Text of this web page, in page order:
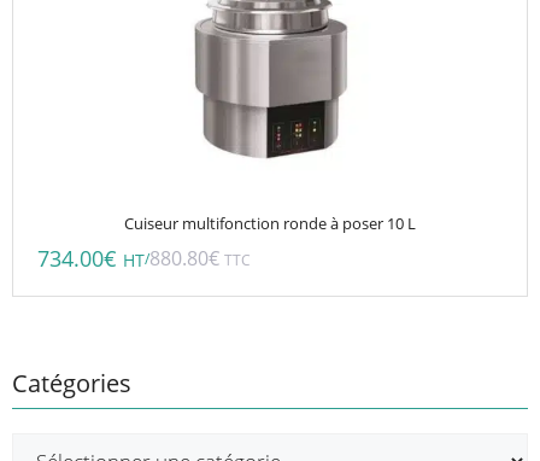
Cuiseur multifonction ronde à poser 10 L
734.00€ HT/880.80€ TTC
Catégories